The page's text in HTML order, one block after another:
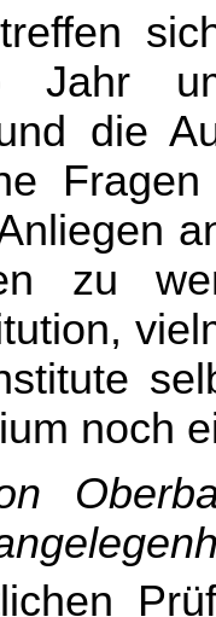
Jahr
die
zu
noch